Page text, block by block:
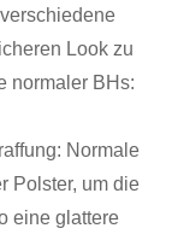
Look zu
normaler BHs:
Normale
Polster, um die
eine glattere